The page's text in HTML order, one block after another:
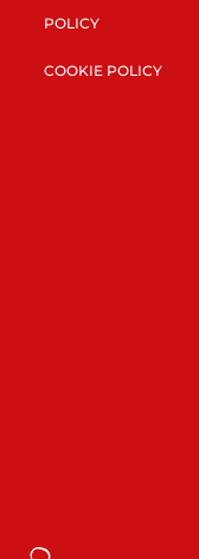
POLICY
COOKIE POLICY